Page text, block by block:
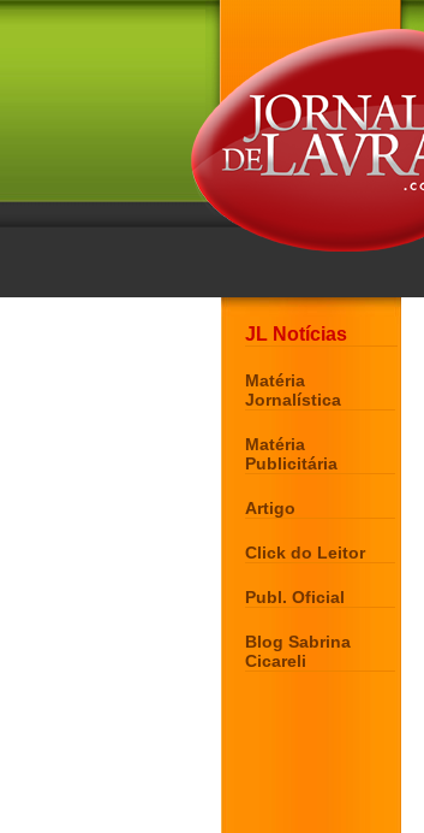
JL Notícias
Matéria
Jornalística
Matéria
Publicitária
Artigo
Click do Leitor
Publ. Oficial
Blog Sabrina
Cicareli